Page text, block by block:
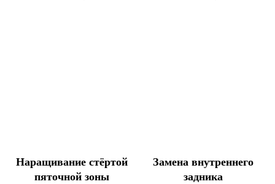
Наращивание стёртой
пяточной зоны
Замена внутреннего
задника